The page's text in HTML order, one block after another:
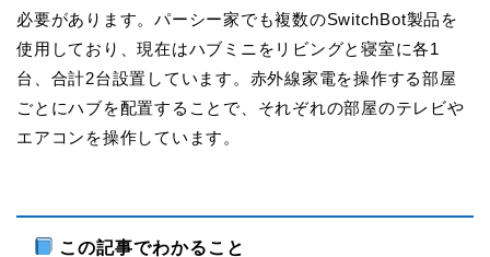
必要があります。パーシー家でも複数のSwitchBot製品を
使用しており、現在はハブミニをリビングと寝室に各1
台、合計2台設置しています。赤外線家電を操作する部屋
ごとにハブを配置することで、それぞれの部屋のテレビや
エアコンを操作しています。
この記事でわかること